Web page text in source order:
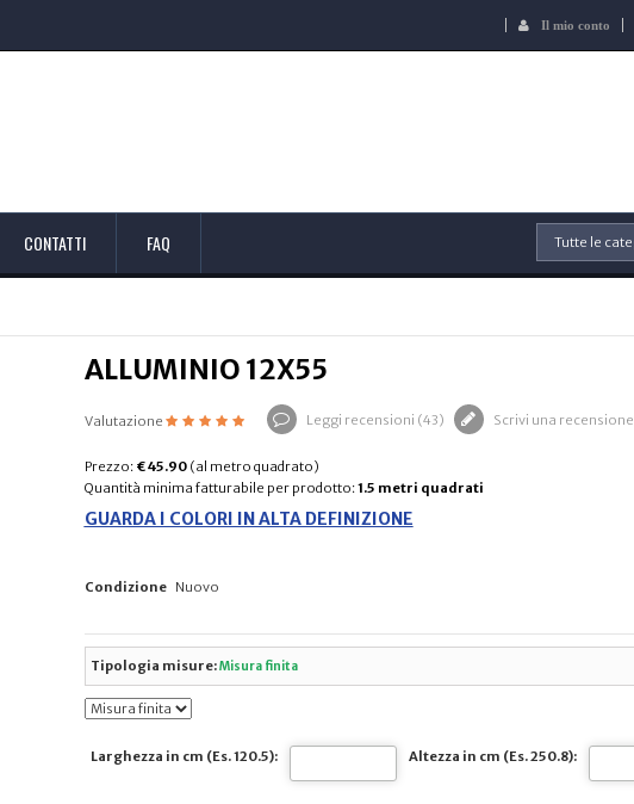
Il mio conto
CONTATTI FAQ
ALLUMINIO 12X55
Valutazione Leggi recensioni (43) Scrivi una recensione
Prezzo:€ 45.90(al metro quadrato)
Quantità minima fatturabile per prodotto:1.5 metri quadrati
GUARDA I COLORI IN ALTA DEFINIZIONE
Condizione Nuovo
Tipologia misure:Misura finita
Larghezza in cm (Es. 120.5): Altezza in cm (Es. 250.8):